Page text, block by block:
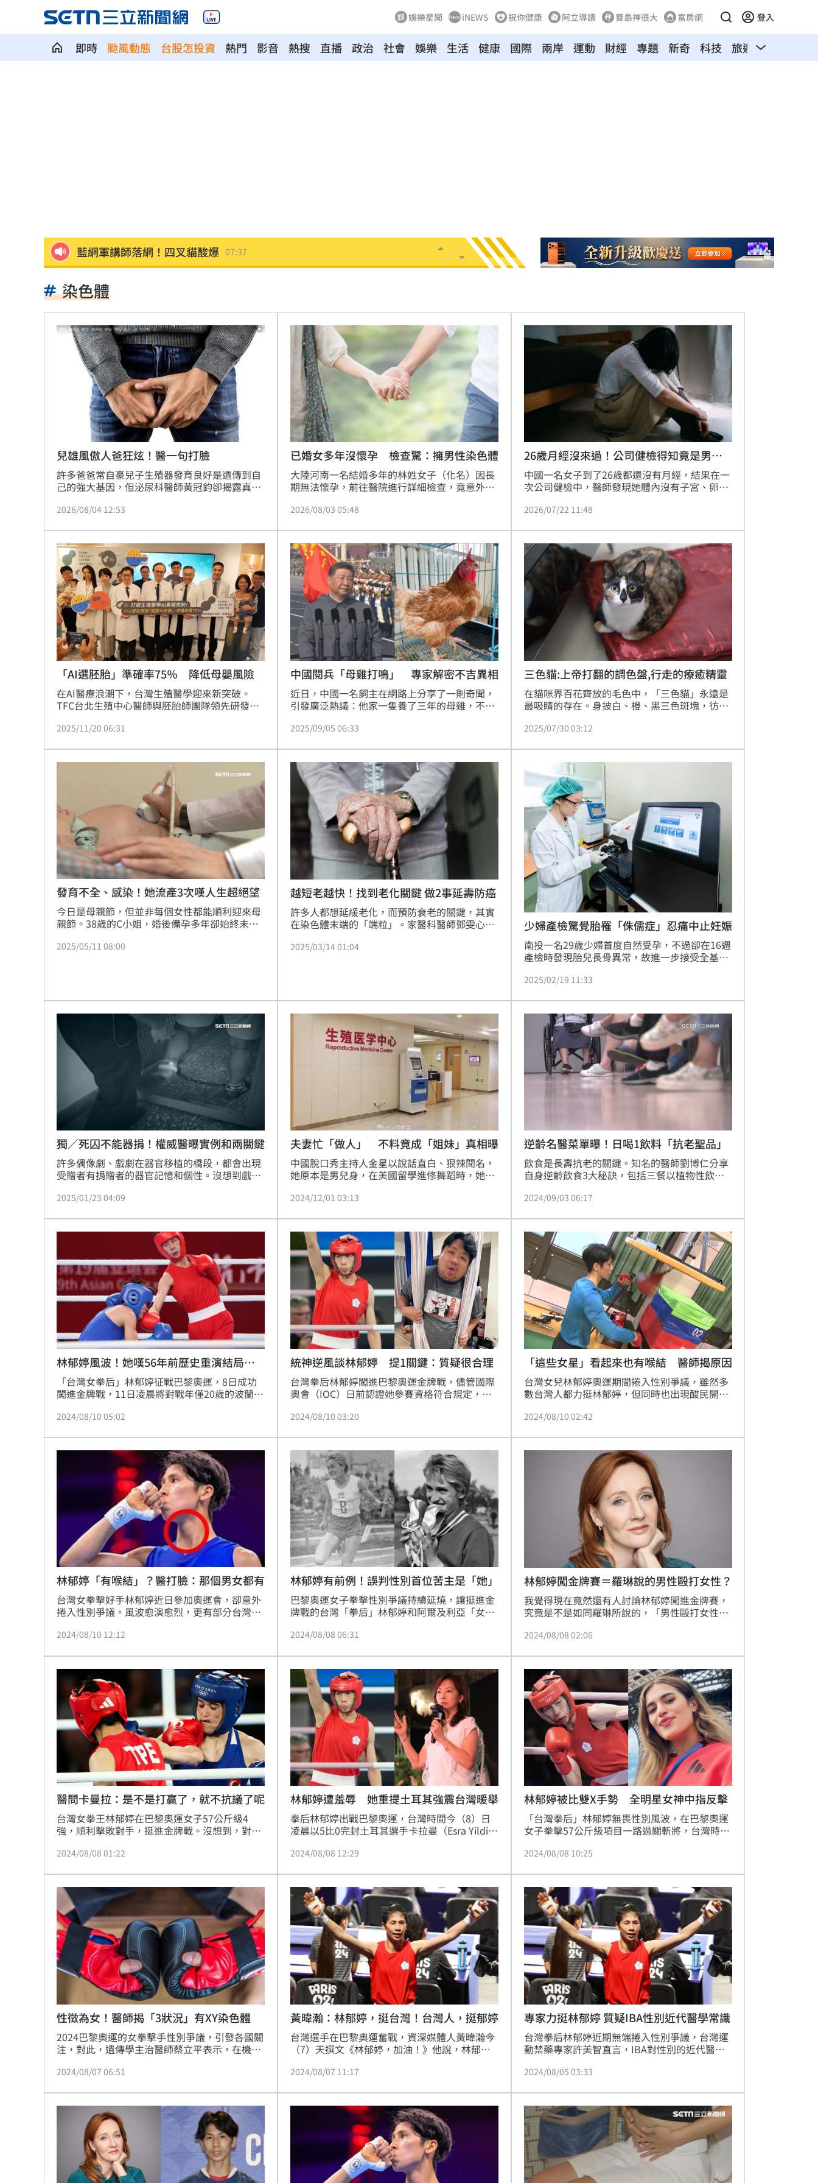
娛樂星聞 iNEWS 祝你健康 阿立導讀 寶島神很大 富房網 登入
即時 颱風動態 台股怎投資 熱門 影音 熱搜 直播 政治 社會 娛樂 生活 健康 國際 兩岸 運動 財經 專題 新奇 科技 旅遊 汽車
藍網軍講師落網！四叉貓酸爆 07:37
慈濟遭詐10億 柯文哲當年嗆陳時中慘翻車 07:17
揭美中角力暗潮 謝金河：台灣1類人危險 07:13
車界女神忍7年職場性騷！李冠儀強勢回歸 07:11
醫曝「1情緒」恐是失智症警訊:大腦發炎中 07:08
平均大賺88%！「10檔」台股老牌基金
以AI對抗AI！北富銀組金融業防詐聯盟
肉搜黃爸慘了！惹毛輝達下場曝
川普簽行政命令！限出生公民權禁生育旅遊 06:50
王凱靈堂照惹淚 竟是「送媽媽的禮物」 06:41
新／國道事故！車卡匝道…駕駛受困、昏迷 06:39
7縣市大雨特報開轟 白海豚減慢、雨炸3天 06:38
國道傳嚴重事故！2車碰撞「撇頭」3人送醫 06:24
盤前／台指夜盤彈285點 台股拚延續反彈 06:21
美股多收黑！道瓊跌464點 費半小漲39點 06:12
今迎立秋！「5星座、5生肖」財運旺到爆 06:10
LIVE三立+24小時直播
三立iNEWS新聞台線上直播 18:00
理想混蛋號召粉絲跨海追星吃美食！ 18:15
染色體
兒雄風傲人爸狂炫！醫一句打臉
許多爸爸常自豪兒子生殖器發育良好是遺傳到自
己的強大基因，但泌尿科醫師黃冠鈞卻揭露真
媽。雖然爸爸提供Y染色體啟動器官發育，但主
「AR基因」，卻位於兒子從母親遺傳而來的X染
色體上。醫師幽默比喻，爸爸提供的荷爾蒙是火
箭燃料，媽媽給的X染色體則是引擎效能，決定
了燃料能否被完美利用。因此，若兒子擁有傲人
雄風，爸爸們別急著往自己
2026/08/04 12:53
已婚女多年沒懷孕 檢查驚：擁男性染色體
大陸河南一名結婚多年的林姓女子（化名）因長
期無法懷孕，前往醫院進行詳細檢查，竟意外得
極為罕見的「嵌合體」基因個案，所幸經醫療團
胎兒染色體正常。
2026/08/03 05:48
26歲月經沒來過！公司健檢得知竟是男兒
身
中國一名女子到了26歲都還沒有月經，結果在一
次公司健檢中，醫師發現她體內沒有子宮、卵巢
示，她竟然有男性染色體。
2026/07/22 11:48
「AI選胚胎」準確率75％ 降低母嬰風險
在AI醫療浪潮下，台灣生殖醫學迎來新突破。
TFC台北生殖中心醫師與胚胎師團隊領先研發
型，導入胚胎評估流程，結合完整臨床數據與影
達75%。研究成果已發表於國際期刊《Journal
of Assisted Reproduction and Genetics》，為
全球領先具可解釋性的AI胚胎預測模型。
2025/11/20 06:31
中國閱兵「母雞打鳴」 專家解密不吉異相
近日，中國一名飼主在網路上分享了一則奇聞，
引發廣泛熱議：他家一隻養了三年的母雞，不僅
宏亮的「喔喔喔」啼叫聲，行為舉止與公雞無
之談，而是動物學界已知的罕見「性別反轉」生
理現象。不過在中國閱兵期間出現這種不吉利的
異象，仍引起關注。
2025/09/05 06:33
三色貓:上帝打翻的調色盤,行走的療癒精靈
在貓咪界百花齊放的毛色中，「三色貓」永遠是
最吸睛的存在。身披白、橙、黑三色斑塊，彷彿
讓人第一眼就記住。這些外表夢幻的貓咪，不只
妙故事。（記者唐家興）
2025/07/30 03:12
發育不全、感染！她流產3次嘆人生超絕望
今日是母親節，但並非每個女性都能順利迎來母
親節。38歲的C小姐，婚後備孕多年卻始終未能
數值僅0.5(正常值為2〜5間)。歷時3年試管療
產下健康寶寶，在40歲前迎來人生第一個母親
2025/05/11 08:00
越短老越快！找到老化關鍵 做2事延壽防癌
許多人都想延緩老化，而預防衰老的關鍵，其實
在染色體末端的「端粒」。家醫科醫師鄧雯心表
分裂時，端粒會短一點，若變得太短，細胞就會
2025/03/14 01:04
少婦產檢驚覺胎罹「侏儒症」忍痛中止妊娠
南投一名29歲少婦首度自然受孕，不過卻在16週
產檢時發現胎兒長骨異常，故進一步接受全基因
症」，全台超過400位患者。少婦夫妻最後決定
產檢、全基因檢測皆無異常。醫師表示，因難在
產前診斷，故超音波檢查至關重要，若夫妻中有
人患「侏儒症」，生出帶病下一代的機率為
50%，建議在產前進行全基因檢測，或利用試管
嬰兒技術的「胚胎著
2025/02/19 11:33
獨／死囚不能器捐！權威醫曝實例和兩關鍵
許多偶像劇、戲劇在器官移植的橋段，都會出現
受贈者有捐贈者的器官記憶和個性。沒想到戲劇
一特殊實例，他表示，有名男性受檢者，因不孕
進一步瞭解後，原來這位先生曾做過骨髓移植，
移植後脾氣也變得比較溫和。張家銘醫師表示，
目前相關文獻不多，但就醫師的角度，他個人是
不支持也不贊成死囚器捐的。
2025/01/23 04:09
夫妻忙「做人」 不料竟成「姐妹」真相曝
中國脫口秀主持人金星以說話直白、狠辣聞名，
她原本是男兒身，在美國留學進修舞蹈時，她為
金星性向，雙方達成協議，後來金星回中國後變
婚手續，金星也爽快飛去美國處理，但在離婚
前，夫妻雙方已如姐妹般相處，但夫妻變姐妹，
最近也發生一個真實案例，但問題出在老公的染
色體。
2024/12/01 03:13
逆齡名醫菜單曝！日喝1飲料「抗老聖品」
飲食是長壽抗老的關鍵。知名的醫師劉博仁分享
自身逆齡飲食3大秘訣，包括三餐以植物性飲為
咖啡含有的綠園酸可以抗老化，但飲用時不要加
2024/09/03 06:17
林郁婷風波！她嘆56年前歷史重演結局諷
刺
「台灣女拳后」林郁婷征戰巴黎奧運，8日成功
闖進金牌戰，11日凌晨將對戰年僅20歲的波蘭新
沒開打就在社群平台PO出一張「哏圖」諷刺林郁
女人」。對此，家庭醫學專科醫師王姿允也看不
下去，直呼歷史上第一個女性選手被誤判為非女
性選手的例子，就是來自波蘭，「實在有夠諷
刺。」
2024/08/10 05:02
統神逆風談林郁婷 提1關鍵：質疑很合理
台灣拳后林郁婷闖進巴黎奧運金牌戰，儘管國際
奧會（IOC）日前認證她參賽資格符合規定，仍
數日仍未止息。不過網紅「亞洲統神」張嘉航認
公開睪固酮的濃度標準，「不拿出來就是一直被
質疑，即使林郁婷奪冠了，一樣會有被質疑的聲
音。」
2024/08/10 03:20
「這些女星」看起來也有喉結 醫師揭原因
台灣女兒林郁婷奧運期間捲入性別爭議，雖然多
數台灣人都力挺林郁婷，但同時也出現酸民開始
「有喉結就是男生」。面對網友無知，知名
結的部分，其實是「甲狀軟骨」。
2024/08/10 02:42
林郁婷「有喉結」？醫打臉：那個男女都有
台灣女拳擊好手林郁婷近日參加奧運會，卻意外
捲入性別爭議。風波愈演愈烈，更有部分台灣人
兒科前醫師、YouTuber「蒼藍鴿」（吳其穎）9
骨。
2024/08/10 12:12
林郁婷有前例！誤判性別首位苦主是「她」
巴黎奧運女子拳擊性別爭議持續延燒，讓挺進金
牌戰的台灣「拳后」林郁婷和阿爾及利亞「女拳
天（7日）俄羅斯在聯合國安理會上，指責西方
拳手施暴，被阿爾及利亞嚴正抗議。為何國際奧
會（IOC）不採信國際拳總（IBA）性染色體檢
測，除了因該組織涉醜聞外，運動史上在跨性別
爭議前，就曾經出現過誤判性別的案例。
2024/08/08 06:31
林郁婷闖金牌賽＝羅琳說的男性毆打女性？
我覺得現在竟然還有人討論林郁婷闖進金牌賽，
究竟是不是如同羅琳所說的，「男性毆打女性」
2024/08/08 02:06
醫問卡曼拉：是不是打贏了，就不抗議了呢
台灣女拳王林郁婷在巴黎奧運女子57公斤級4
強，順利擊敗對手，挺進金牌戰。沒想到，對手
中央諷刺性的比出「X」手勢（暗指女性染色
議，不是應該賽前就抗議嗎？是不是打贏了，就
不抗議了呢？這樣真的會讓人覺得是輸不起。
2024/08/08 01:22
林郁婷遭羞辱 她重提土耳其強震台灣暖舉
拳后林郁婷出戰巴黎奧運，台灣時間今（8）日
凌晨以5比0完封土耳其選手卡拉曼（Esra Yildiz
「雙X」手勢，惹怒不少觀眾。對此，民進黨立
誼，痛心呼籲體育署捍衛台灣選手。
2024/08/08 12:29
林郁婷被比雙X手勢 全明星女神中指反擊
「台灣拳后」林郁婷無畏性別風波，在巴黎奧運
女子拳擊57公斤級項目一路過關斬將，台灣時間
強賽土耳其選手卡拉曼（Esra Yildiz
「雙X」手勢，惹怒不少台灣民眾；曾參與《全
明星運動會》的女星洗菜（王宇君），也看不下
去發聲批評。
2024/08/08 10:25
性徵為女！醫師揭「3狀況」有XY染色體
2024巴黎奧運的女拳擊手性別爭議，引發各國關
注，對此，遺傳學主治醫師蔡立平表示，在機率
色體，且外觀性徵完全是女性的情況，而在這情
變性，進而導致病患與家屬二度傷害。
2024/08/07 06:51
黃暐瀚：林郁婷，挺台灣！台灣人，挺郁婷
台灣選手在巴黎奧運奮戰，資深媒體人黃暐瀚今
（7）天撰文《林郁婷，加油！》他說，林郁
明天凌晨03:30即將上場打四強賽，面對國際這
時？支持林郁婷，全台挺起來！林郁婷，加油！
2024/08/07 11:17
專家力挺林郁婷 質疑IBA性別近代醫學常識
台灣拳后林郁婷近期無端捲入性別爭議，台灣運
動禁藥專家許美智直言，IBA對性別的近代醫學
2024/08/05 03:33